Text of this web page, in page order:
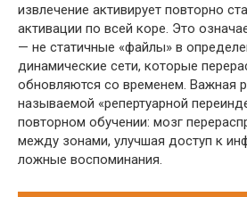
извлечение активирует повторно
активации по всей коре. Это
— не статичные «файлы» в
динамические сети, которые
обновляются со временем. Важная
называемой «репертуарной
повторном обучении: мозг
между зонами, улучшая доступ к
ложные воспоминания.